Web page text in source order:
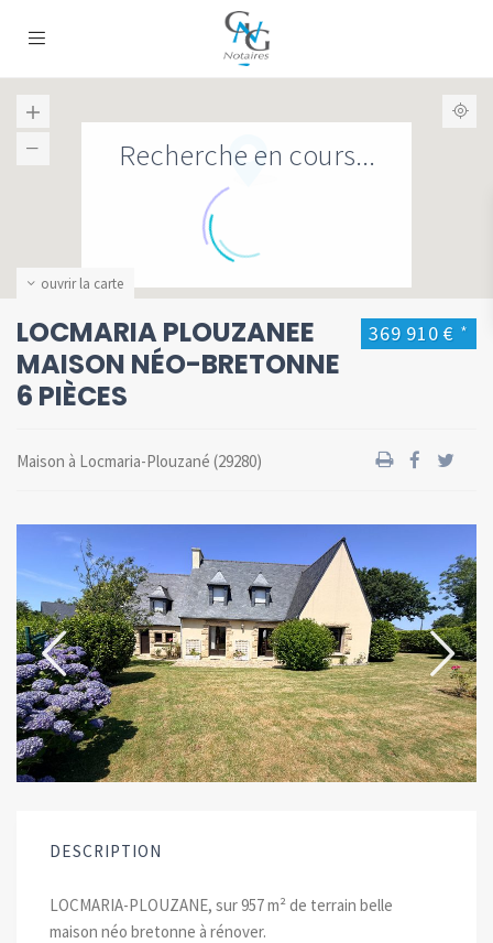
Recherche en cours...
ouvrir la carte
LOCMARIA PLOUZANEE
MAISON NÉO-BRETONNE
6 PIÈCES
369 910 € *
Maison à Locmaria-Plouzané (29280)
DESCRIPTION
LOCMARIA-PLOUZANE, sur 957 m² de terrain belle
maison néo bretonne à rénover.